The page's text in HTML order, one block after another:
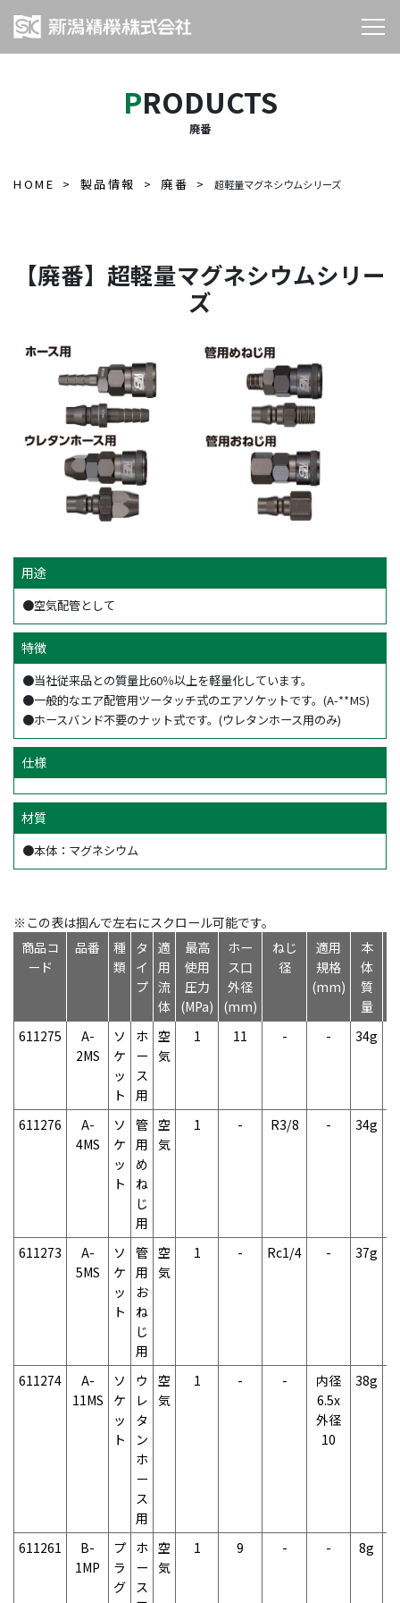
PRODUCTS
廃番
HOME 製品情報 廃番 超軽量マグネシウムシリーズ
【廃番】超軽量マグネシウムシリー
ズ
用途
●空気配管として
特徴
●当社従来品との質量比60％以上を軽量化しています。
●一般的なエア配管用ツータッチ式のエアソケットです。(A-**MS)
●ホースバンド不要のナット式です。(ウレタンホース用のみ)
仕様
材質
●本体：マグネシウム
※この表は掴んで左右にスクロール可能です。
商品コ
ード
品番
種
類
タ
イ
プ
適
用
流
体
最高
使用
圧力
(MPa)
ホー
ス口
外径
(mm)
ねじ
径
適用
規格
(mm)
本
体
質
量
611275
A-
2MS
ソ
ケ
ッ
ト
ホ
ー
ス
用
空
気
1 11 - - 34g
611276
A-
4MS
ソ
ケ
ッ
ト
管
用
め
ね
じ
用
空
気
1 - R3/8 - 34g
611273
A-
5MS
ソ
ケ
ッ
ト
管
用
お
ね
じ
用
空
気
1 - Rc1/4 - 37g
611274
A-
11MS
ソ
ケ
ッ
ト
ウ
レ
タ
ン
ホ
ー
ス
用
空
気
1 - -
内径
6.5x
外径
10
38g
611261
B-
1MP
プ
ラ
グ
ホ
ー
ス
空
気
1 9 - - 8g